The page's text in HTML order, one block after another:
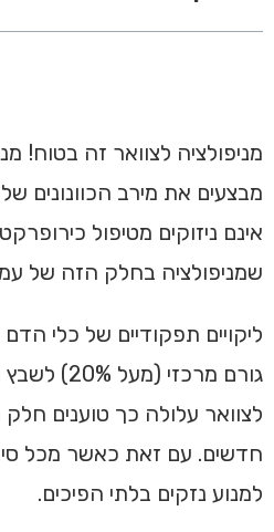
מניפולציה לצוואר זה בטוח!
מבצעים את מירב הכוונונים
אינם ניזוקים מטיפול
שמניפולציה בחלק הזה של
גורם
לצוואר עלולה כך טוענים
חדשים. עם זאת כאשר מכל
למנוע נזקים בלתי הפיכים.